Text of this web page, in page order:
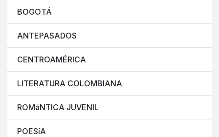
BOGOTÁ
ANTEPASADOS
CENTROAMÉRICA
LITERATURA COLOMBIANA
ROMáNTICA JUVENIL
POESíA